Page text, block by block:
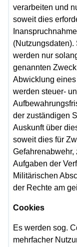
verarbeiten und
soweit dies
werden nur
genannten
Abwicklung
werden steuer-
der zuständigen
Auskunft über
soweit dies für
Aufgaben der
Militärischen
der Rechte am
Cookies
Es werden sog.
mehrfacher